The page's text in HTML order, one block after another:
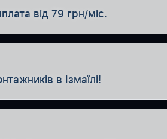
від 79 грн/міс.
в Ізмаїлі!